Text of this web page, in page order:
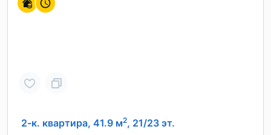
2-к. квартира, 41.9 м2, 21/23 эт.